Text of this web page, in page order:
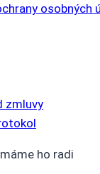
osobných
zmluvy
ho radi